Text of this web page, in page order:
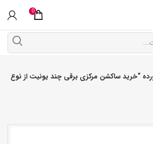
0
“خرید ساکشن مرکزی برقی چند یونیت از نوع